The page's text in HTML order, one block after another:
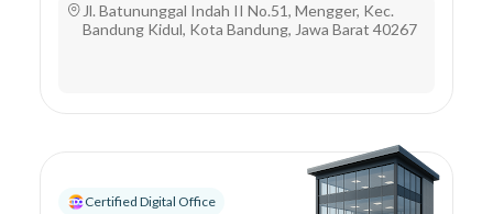
Jl. Batununggal Indah II No.51, Mengger, Kec.
Bandung Kidul, Kota Bandung, Jawa Barat 40267
Certified Digital Office